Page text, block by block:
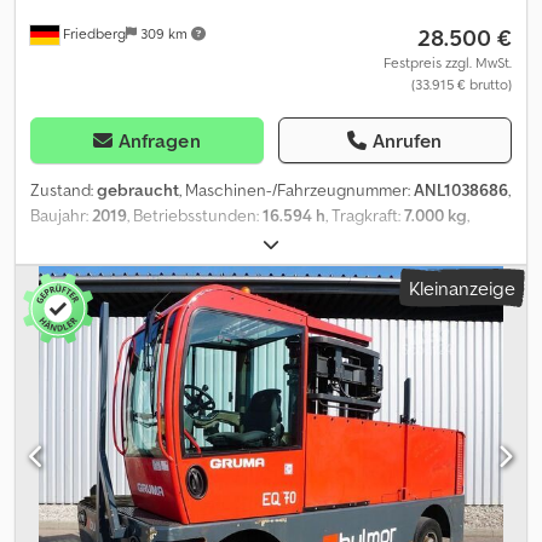
920mm - Vogel Zentralschmierung - AC-Drehstrommotore 2x19
kW - hydraulische Gabelträgerneigung - 2 x Lastabweiser 1800
Friedberg 309 km 28.500 €
Festpreis zzgl. MwSt.
(33.915 € brutto)
Anfragen Anrufen
Zustand:gebraucht, Maschinen-/Fahrzeugnummer:ANL1038686,
Baujahr:2019, Betriebsstunden:16.594 h, Tragkraft:7.000 kg,
1.560 mm
mm, Masttyp:Duplex, Gabelträgerbreite:1.380 mm, Gabellänge:
1.350 mm, Vorderreifengröße:355/65-15, Hinterreifengröße:
355/65-15, Leergewicht:10.850 kg, Gesamthöhe:2.700 mm,
Gesamtlänge:5.180 mm, Gesamtbreite:2.230 mm
, Kraftstoff:
Flüssiggas (LPG), - Fahrzeug: Doppelzusatzhydraulik - Mast:
Doppelzusatzhydraulik - Gabelträger - Teleskopgabel Durwen
Telezinken 100.1350-SO - Vollkabine mit Schiebetüren - Heizung &
Klima - Gastank - 4 x LED Arbeitsscheinwerfer vorne - 1 x
Rückfahrscheinwerfer hinten - Beleuchtungsanlage mit Stand-
und Fahrlicht, Bremslichter und Blinker inkl. Ausr. STVZO -
Rundumleuchte - Warnton bei Rückwärtsfahrt - Spot hinten:
Kleinanzeige